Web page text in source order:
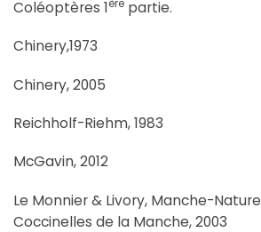
Coléoptères 1ère partie.
Chinery,1973
Chinery, 2005
Reichholf-Riehm, 1983
McGavin, 2012
Le Monnier & Livory, Manche-
Coccinelles de la Manche, 2003